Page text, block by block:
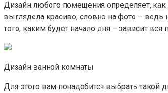
Дизайн любого помещения определяет,
выглядела красиво, словно на фото – ведь
того, каким будет начало дня – зависит
Дизайн ванной комнаты
Для этого вам понадобится выбрать